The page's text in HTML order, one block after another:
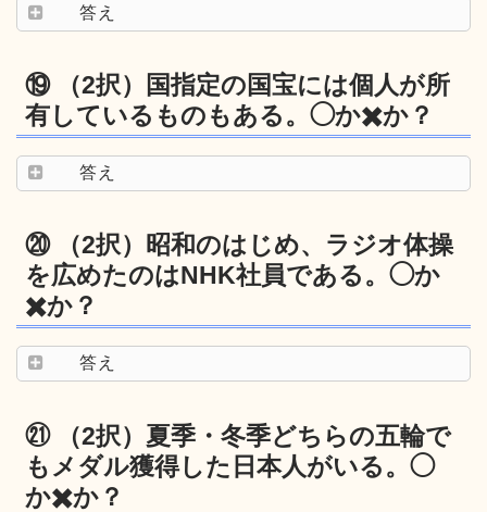
答え
⑲ （2択）国指定の国宝には個人が所
有しているものもある。◯か✖️か？
答え
⑳ （2択）昭和のはじめ、ラジオ体操
を広めたのはNHK社員である。◯か
✖️か？
答え
㉑ （2択）夏季・冬季どちらの五輪で
もメダル獲得した日本人がいる。◯
か✖️か？